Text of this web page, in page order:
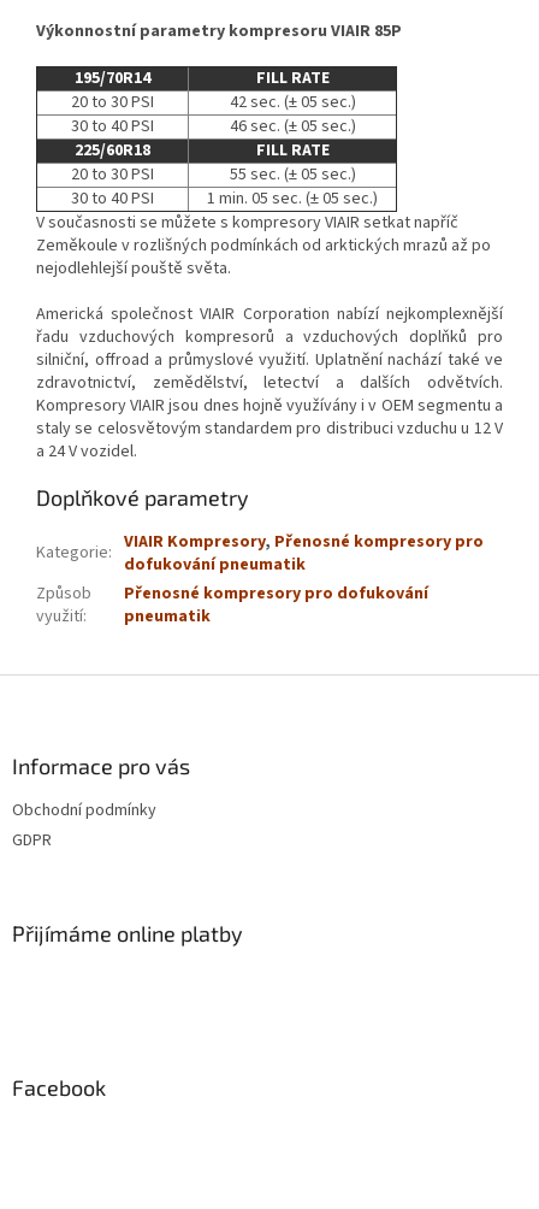
Výkonnostní parametry kompresoru VIAIR 85P
195/70R14
FILL RATE
20 to 30 PSI
42 sec. (± 05 sec.)
30 to 40 PSI
46 sec. (± 05 sec.)
225/60R18
FILL RATE
20 to 30 PSI
55 sec. (± 05 sec.)
30 to 40 PSI
1 min. 05 sec. (± 05 sec.)
V současnosti se můžete s kompresory VIAIR setkat napříč
Zeměkoule v rozlišných podmínkách od arktických mrazů až po
nejodlehlejší pouště světa.
Americká společnost VIAIR Corporation nabízí nejkomplexnější
řadu vzduchových kompresorů a vzduchových doplňků pro
silniční, offroad a průmyslové využití. Uplatnění nachází také ve
zdravotnictví, zemědělství, letectví a dalších odvětvích.
Kompresory VIAIR jsou dnes hojně využívány i v OEM segmentu a
staly se celosvětovým standardem pro distribuci vzduchu u 12 V
a 24 V vozidel.
Doplňkové parametry
Kategorie: VIAIR Kompresory, Přenosné kompresory pro
dofukování pneumatik
Způsob
využití:
Přenosné kompresory pro dofukování
pneumatik
Informace pro vás
Obchodní podmínky
GDPR
Přijímáme online platby
Facebook